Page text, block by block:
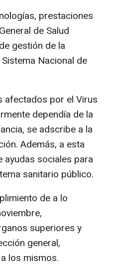
prestaciones
de Salud
gestión de la
Nacional de
afectados por el Virus
dependía de la
se adscribe a la
Además, a esta
ayudas sociales para
sanitario público.
de a lo
superiores y
general,
los mismos.